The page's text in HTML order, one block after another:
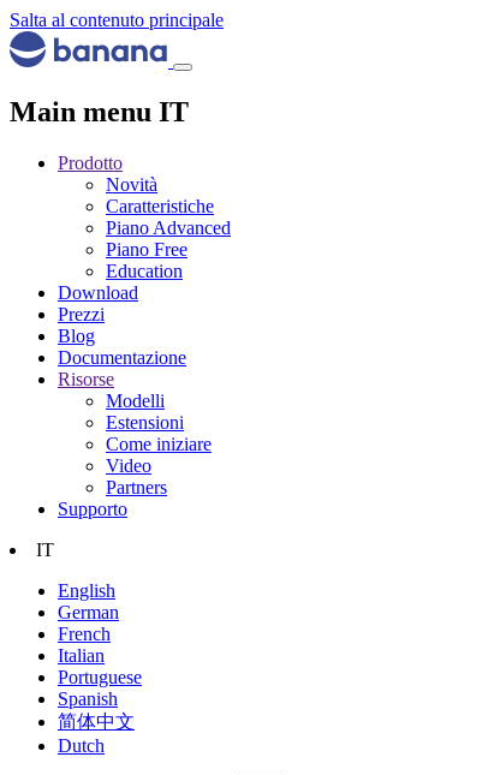
Salta al contenuto principale
Main menu IT
Prodotto
Novità
Caratteristiche
Piano Advanced
Piano Free
Education
Download
Prezzi
Blog
Documentazione
Risorse
Modelli
Estensioni
Come iniziare
Video
Partners
Supporto
IT
English
German
French
Italian
Portuguese
Spanish
简体中文
Dutch